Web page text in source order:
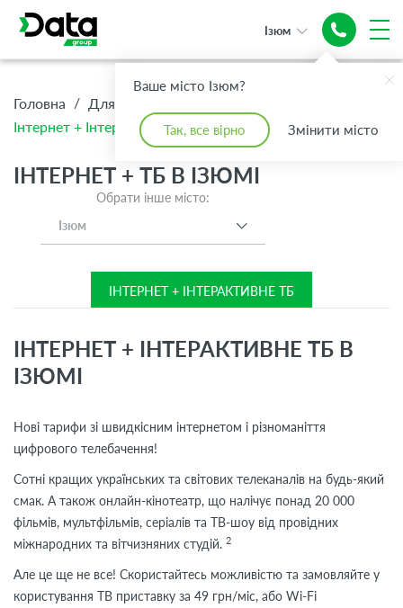
Ваше місто Ізюм?
Так, все вірно Змінити місто
Ізюм
Надійний
Головна / Для Дому
Інтернет + Інтерактивне ТБ
ІНТЕРНЕТ + ТБ В ІЗЮМІ
Обрати інше місто:
Ізюм
ІНТЕРНЕТ + ІНТЕРАКТИВНЕ ТБ
ІНТЕРНЕТ + ІНТЕРАКТИВНЕ ТБ В
ІЗЮМІ
Нові тарифи зі швидкісним інтернетом і різноманіття
цифрового телебачення!
Сотні кращих українських та світових телеканалів на будь-який
смак. А також онлайн-кінотеатр, що налічує понад 20 000
фільмів, мультфільмів, серіалів та ТВ-шоу від провідних
міжнародних та вітчизняних студій. 2
Але це ще не все! Скористайтесь можливістю та замовляйте у
користування ТВ приставку за 49 грн/міс, або Wi-Fi